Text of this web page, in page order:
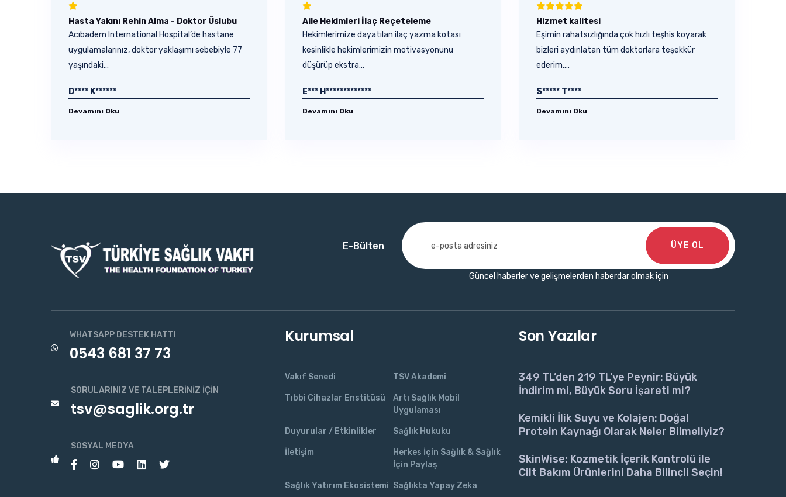
Hasta Yakını Rehin Alma - Doktor Üslubu
Acıbadem International Hospital’de hastane
uygulamalarınız, doktor yaklaşımı sebebiyle 77
yaşındaki...
D**** K******
Devamını Oku
Aile Hekimleri İlaç Reçeteleme
Hekimlerimize dayatılan ilaç yazma kotası
kesinlikle hekimlerimizin motivasyonunu
düşürüp ekstra...
E*** H*************
Devamını Oku
Hizmet kalitesi
Eşimin rahatsızlığında çok hızlı teşhis koyarak
bizleri aydınlatan tüm doktorlara teşekkür
ederim....
S***** T****
Devamını Oku
E-Bülten
Güncel haberler ve gelişmelerden haberdar olmak için
ÜYE OL
WHATSAPP DESTEK HATTI
0543 681 37 73
SORULARINIZ VE TALEPLERINIZ İÇIN
tsv@saglik.org.tr
SOSYAL MEDYA
Kurumsal
Vakıf Senedi TSV Akademi
Tıbbi Cihazlar Enstitüsü
Artı Sağlık Mobil
Uygulaması
Duyurular / Etkinlikler Sağlık Hukuku
İletişim
Herkes İçin Sağlık & Sağlık
İçin Paylaş
Sağlık Yatırım Ekosistemi Sağlıkta Yapay Zeka
Son Yazılar
349 TL’den 219 TL’ye Peynir: Büyük
İndirim mi, Büyük Soru İşareti mi?
Kemikli İlik Suyu ve Kolajen: Doğal
Protein Kaynağı Olarak Neler Bilmeliyiz?
SkinWise: Kozmetik İçerik Kontrolü ile
Cilt Bakım Ürünlerini Daha Bilinçli Seçin!